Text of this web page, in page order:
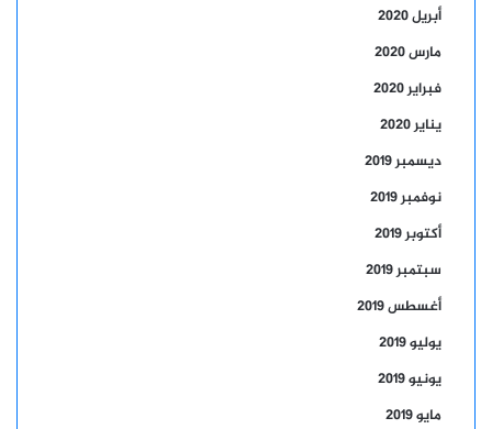
أبريل 2020
مارس 2020
فبراير 2020
يناير 2020
ديسمبر 2019
نوفمبر 2019
أكتوبر 2019
سبتمبر 2019
أغسطس 2019
يوليو 2019
يونيو 2019
مايو 2019